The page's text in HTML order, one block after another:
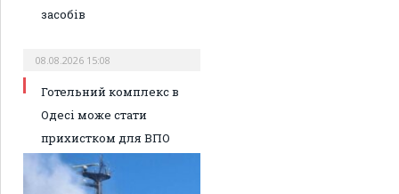
засобів
08.08.2026 15:08
Готельний комплекс в
Одесі може стати
прихистком для ВПО